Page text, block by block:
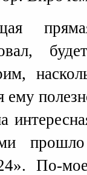
ему
прошло
По-